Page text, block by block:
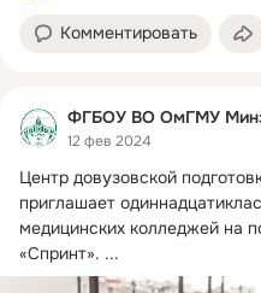
Комментировать
ФГБОУ ВО ОмГМУ
12 фев 2024
Центр довузовской
приглашает
медицинских колледжей на
«Спринт». ...